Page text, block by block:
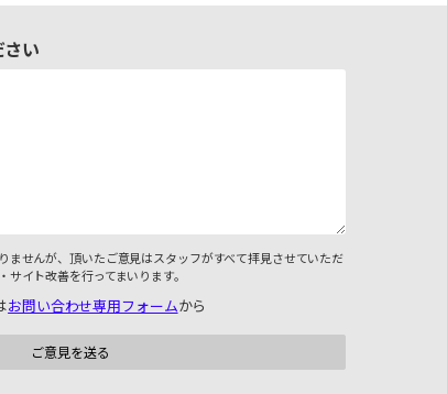
い
ませんが、頂いたご意見はスタッフがすべて拝見させていただ
イト改善を行ってまいります。
お問い合わせ専用フォームから